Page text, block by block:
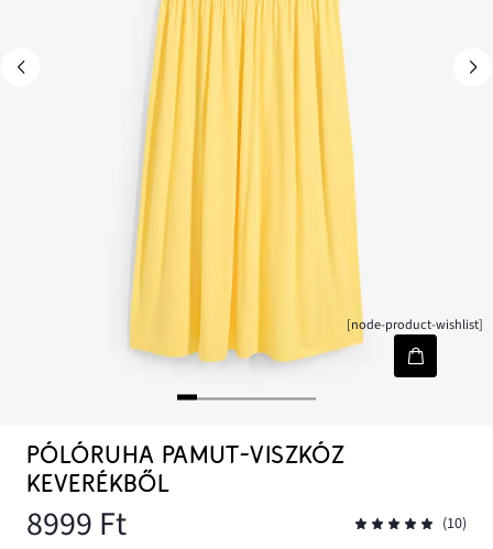
[node-product-wishlist]
PÓLÓRUHA PAMUT-VISZKÓZ
KEVERÉKBŐL
8999 Ft (10)